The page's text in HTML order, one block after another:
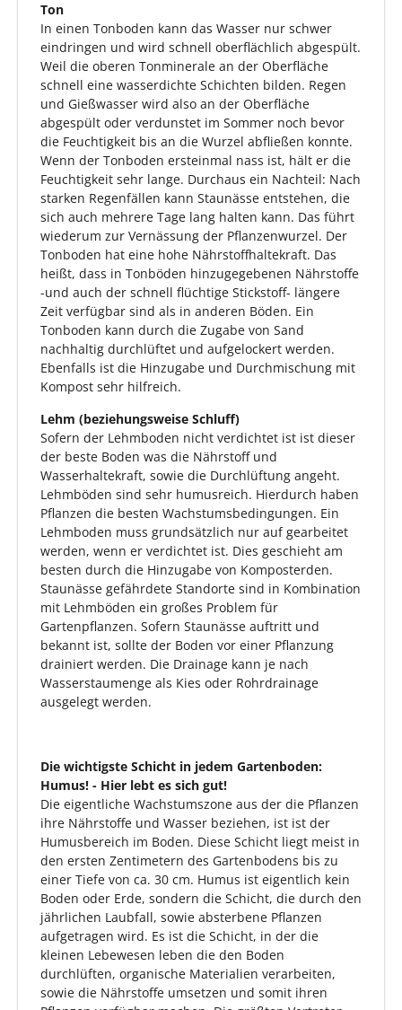
Ton
In einen Tonboden kann das Wasser nur schwer
eindringen und wird schnell oberflächlich abgespült.
Weil die oberen Tonminerale an der Oberfläche
schnell eine wasserdichte Schichten bilden. Regen
und Gießwasser wird also an der Oberfläche
abgespült oder verdunstet im Sommer noch bevor
die Feuchtigkeit bis an die Wurzel abfließen konnte.
Wenn der Tonboden ersteinmal nass ist, hält er die
Feuchtigkeit sehr lange. Durchaus ein Nachteil: Nach
starken Regenfällen kann Staunässe entstehen, die
sich auch mehrere Tage lang halten kann. Das führt
wiederum zur Vernässung der Pflanzenwurzel. Der
Tonboden hat eine hohe Nährstoffhaltekraft. Das
heißt, dass in Tonböden hinzugegebenen Nährstoffe
-und auch der schnell flüchtige Stickstoff- längere
Zeit verfügbar sind als in anderen Böden. Ein
Tonboden kann durch die Zugabe von Sand
nachhaltig durchlüftet und aufgelockert werden.
Ebenfalls ist die Hinzugabe und Durchmischung mit
Kompost sehr hilfreich.
Lehm (beziehungsweise Schluff)
Sofern der Lehmboden nicht verdichtet ist ist dieser
der beste Boden was die Nährstoff und
Wasserhaltekraft, sowie die Durchlüftung angeht.
Lehmböden sind sehr humusreich. Hierdurch haben
Pflanzen die besten Wachstumsbedingungen. Ein
Lehmboden muss grundsätzlich nur auf gearbeitet
werden, wenn er verdichtet ist. Dies geschieht am
besten durch die Hinzugabe von Komposterden.
Staunässe gefährdete Standorte sind in Kombination
mit Lehmböden ein großes Problem für
Gartenpflanzen. Sofern Staunässe auftritt und
bekannt ist, sollte der Boden vor einer Pflanzung
drainiert werden. Die Drainage kann je nach
Wasserstaumenge als Kies oder Rohrdrainage
ausgelegt werden.
Die wichtigste Schicht in jedem Gartenboden:
Humus! - Hier lebt es sich gut!
Die eigentliche Wachstumszone aus der die Pflanzen
ihre Nährstoffe und Wasser beziehen, ist ist der
Humusbereich im Boden. Diese Schicht liegt meist in
den ersten Zentimetern des Gartenbodens bis zu
einer Tiefe von ca. 30 cm. Humus ist eigentlich kein
Boden oder Erde, sondern die Schicht, die durch den
jährlichen Laubfall, sowie absterbene Pflanzen
aufgetragen wird. Es ist die Schicht, in der die
kleinen Lebewesen leben die den Boden
durchlüften, organische Materialien verarbeiten,
sowie die Nährstoffe umsetzen und somit ihren